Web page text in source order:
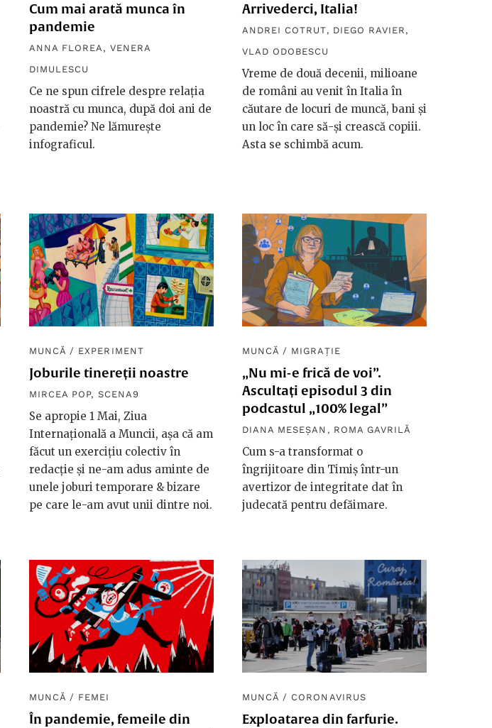
Cum mai arată munca în
pandemie
ANNA FLOREA , VENERA
DIMULESCU
Ce ne spun cifrele despre relația
noastră cu munca, după doi ani de
pandemie? Ne lămurește
infograficul.
Arrivederci, Italia!
ANDREI COTRUT, DIEGO RAVIER ,
VLAD ODOBESCU
Vreme de două decenii, milioane
de români au venit în Italia în
căutare de locuri de muncă, bani și
un loc în care să-și crească copiii.
Asta se schimbă acum.
MUNCĂ / EXPERIMENT
Joburile tinereții noastre
MIRCEA POP, SCENA9
Se apropie 1 Mai, Ziua
Internațională a Muncii, așa că am
făcut un exercițiu colectiv în
redacție și ne-am adus aminte de
unele joburi temporare & bizare
pe care le-am avut unii dintre noi.
MUNCĂ / MIGRAȚIE
„Nu mi-e frică de voi”.
Ascultați episodul 3 din
podcastul „100% legal”
DIANA MESEȘAN , ROMA GAVRILĂ
Cum s-a transformat o
îngrijitoare din Timiș într-un
avertizor de integritate dat în
judecată pentru defăimare.
MUNCĂ / FEMEI
În pandemie, femeile din
MUNCĂ / CORONAVIRUS
Exploatarea din farfurie.